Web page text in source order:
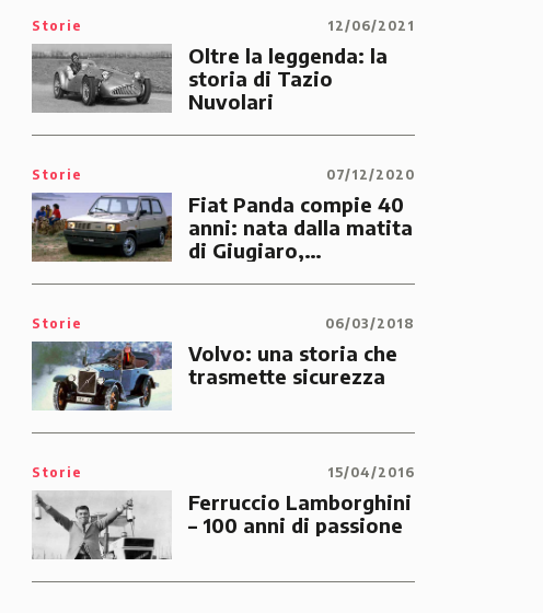
Storie 12/06/2021
Oltre la leggenda: la
storia di Tazio
Nuvolari
Storie 07/12/2020
Fiat Panda compie 40
anni: nata dalla matita
di Giugiaro,
Storie 06/03/2018
Volvo: una storia che
trasmette sicurezza
Storie 15/04/2016
Ferruccio Lamborghini
– 100 anni di passione